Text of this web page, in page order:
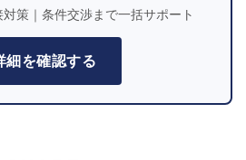
策｜条件交渉まで一括サポート
細を確認する